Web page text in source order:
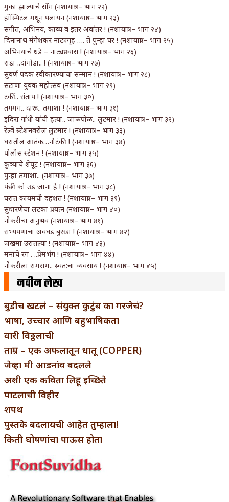
मुका झाल्याचे सोंग (नशायात्रा – भाग २२)
हॉस्पिटल मधून पलायन (नशायात्रा – भाग २३)
संगीत, अभिनय, काव्य व इतर अवांतर ! (नशायात्रा – भाग २४)
दिनानाथ मंगेशकर नाट्यगृह …. ते पुन्हा घर ! (नशायात्रा – भाग २५)
अभिनयाचे धडे – नाट्यप्रवास ! (नशायात्रा – भाग २६)
राडा ..दांगोडा.. ! (नशायात्रा – भाग २७)
सुवर्ण पदक स्वीकारण्याचा सन्मान ! (नशायात्रा – भाग २८)
सटाणा युवक महोत्सव (नशायात्रा – भाग २९)
टर्की.. संताप ! (नशायात्रा – भाग ३०)
तगमग.. दारू.. तमाशा ! (नशायात्रा – भाग ३१)
इंदिरा गांधी यांची हत्या.. जाळपोळ.. लुटमार ! (नशायात्रा – भाग ३२)
रेल्वे स्टेशनवरील लुटमार ! (नशायात्रा – भाग ३३)
घरातील आतंक…नौटंकी ! (नशायात्रा – भाग ३४)
पोलीस स्टेशन ! (नशायात्रा – भाग ३५)
कुत्र्याचे शेपूट ! (नशायात्रा – भाग ३६)
पुन्हा तमाशा.. (नशायात्रा – भाग ३७)
पंछी को उड जाना है ! (नशायात्रा – भाग ३८)
घरात कायमची दहशत ! (नशायात्रा – भाग ३९)
सुधारणेचा लटका प्रयत्न (नशायात्रा – भाग ४०)
नोकरीचा अनुभव (नशायात्रा – भाग ४१)
सभ्यपणाचा अवघड बुरखा ! (नशायात्रा – भाग ४२)
जखमा उरातल्या ! (नशायात्रा – भाग ४३)
मनाचे रंग . ..प्रेमभंग ! (नशायात्रा – भाग ४४)
नोकरीला रामराम.. स्वत:चा व्यवसाय ! (नशायात्रा – भाग ४५)
नवीन लेख
बुडीच खटलं – संयुक्त कुटुंब का गरजेचं?
भाषा, उच्चार आणि बहुभाषिकता
वारी विठ्ठलाची
ताम्र – एक अफलातून धातू (COPPER)
जेव्हा मी आडनांव बदलले
अशी एक कविता लिहू इच्छिते
पाटलाची विहीर
शपथ
पुस्तके बदलायची आहेत तुम्हाला!
किती घोषणांचा पाऊस होता